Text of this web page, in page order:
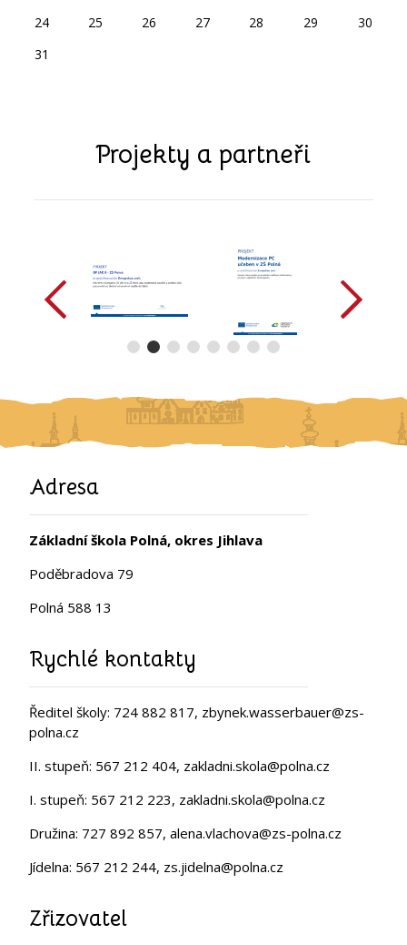
24
25 26 27 28 29
30
31
Projekty a partneři
Adresa
Základní škola Polná, okres Jihlava
Poděbradova 79
Polná 588 13
Rychlé kontakty
Ředitel školy: 724 882 817, zbynek.wasserbauer@zs-
polna.cz
II. stupeň: 567 212 404, zakladni.skola@polna.cz
I. stupeň: 567 212 223, zakladni.skola@polna.cz
Družina: 727 892 857, alena.vlachova@zs-polna.cz
Jídelna: 567 212 244, zs.jidelna@polna.cz
Zřizovatel